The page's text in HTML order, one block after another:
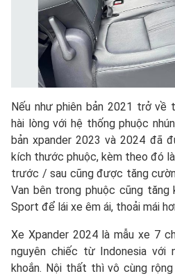
Nếu như phiên bản 2021 trở về
hài lòng với hệ thống phuộc
bản xpander 2023 và 2024 đã
kích thước phuộc, kèm theo đó
trước / sau cũng được tăng
Van bên trong phuộc cũng
Sport để lái xe êm ái, thoải mái
Xe Xpander 2024 là mẫu xe 7
nguyên chiếc từ Indonesia với
khoắn. Nội thất thì vô cùng